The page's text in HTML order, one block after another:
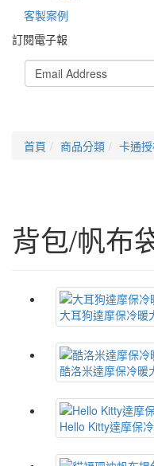
客製案例
訂閱電子報
首頁 商品分類 卡通
背包/帆布
大耳狗達摩保冷暖
酷洛米達摩保冷暖
Hello Kitty達摩保